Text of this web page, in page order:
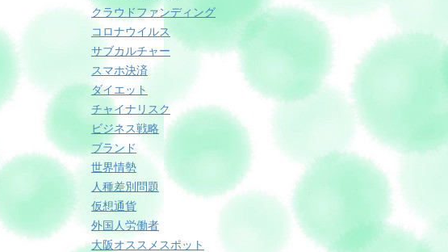
クラウドファンディング
コロナウイルス
サブカルチャー
スマホ決済
ダイエット
チャイナリスク
ビジネス戦略
ブランド
世界情勢
人種差別問題
仮想通貨
外国人労働者
大阪オススメスポット